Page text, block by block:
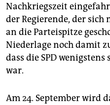
Nachkriegszeit
der Regierende, der
an die Parteispitze
Niederlage noch damit
dass die SPD
war.
Am 24. September wird